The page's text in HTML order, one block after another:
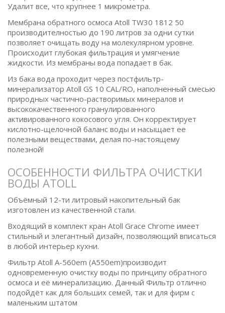
Удалит все, что крупнее 1 микрометра.
Мембрана обратного осмоса Atoll TW30 1812 50
производителностью до 190 литров за одни сутки
позволяет очищать воду на молекулярном уровне.
Происходит глубокая фильтрация и умягчение
жидкости. Из мембраны вода попадает в бак.
Из бака вода проходит через постфильтр-
минерализатор Atoll GS 10 CAL/RO, наполненный смесью
природных частично-растворимых минералов и
высококачественного гранулированного
активированного кокосового угля. Он корректирует
кислотно-щелочной баланс воды и насыщает ее
полезными веществами, делая по-настоящему
полезной!
ОСОБЕННОСТИ ФИЛЬТРА ОЧИСТКИ
ВОДЫ ATOLL
Объёмный 12-ти литровый накопительный бак
изготовлен из качественной стали.
Входящий в комплект кран Atoll Grace Chrome имеет
стильный и элегантный дизайн, позволяющий вписаться
в любой интерьер кухни.
Фильтр Atoll A-560em (A550em)производит
одновременную очистку воды по принципу обратного
осмоса и её минерализацию. Данный Фильтр отлично
подойдёт как для больших семей, так и для фирм с
маленьким штатом